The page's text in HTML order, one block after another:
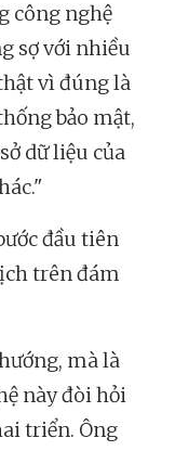
công nghệ
sợ với nhiều
vì đúng là
bảo mật,
dữ liệu của
đầu tiên
trên đám
mà là
này đòi hỏi
triển. Ông